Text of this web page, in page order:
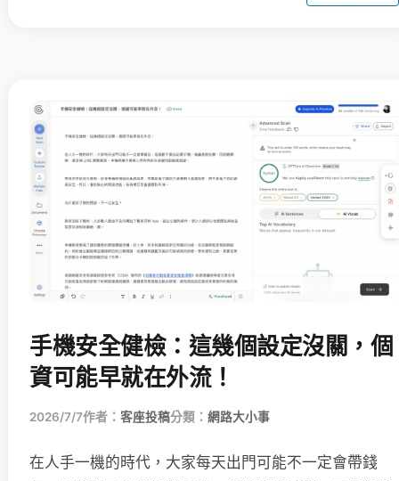
手機安全健檢：這幾個設定沒關，個
資可能早就在外流！
2026/7/7作者： 客座投稿分類： 網路大小事
在人手一機的時代，大家每天出門可能不一定會帶錢